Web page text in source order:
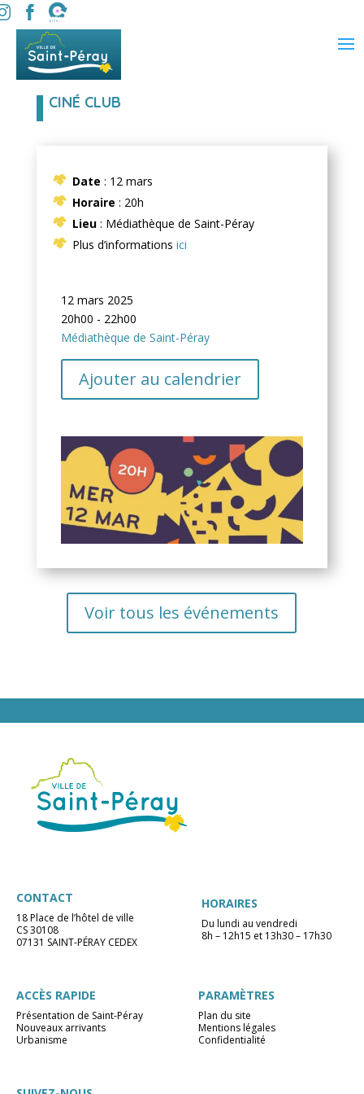
CINÉ CLUB
Date : 12 mars
Horaire : 20h
Lieu : Médiathèque de Saint-Péray
Plus d’informations ici
12 mars 2025
20h00 - 22h00
Médiathèque de Saint-Péray
Ajouter au calendrier
Voir tous les événements
CONTACT
18 Place de l’hôtel de ville
CS 30108
07131 SAINT-PÉRAY CEDEX
HORAIRES
Du lundi au vendredi
8h – 12h15 et 13h30 – 17h30
ACCÈS RAPIDE
Présentation de Saint-Péray
Nouveaux arrivants
Urbanisme
PARAMÈTRES
Plan du site
Mentions légales
Confidentialité